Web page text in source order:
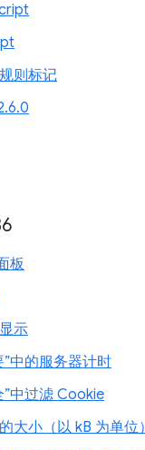
则标记
板
示
”中的服务器计时
”中过滤 Cookie
大小（以 kB 为单位）